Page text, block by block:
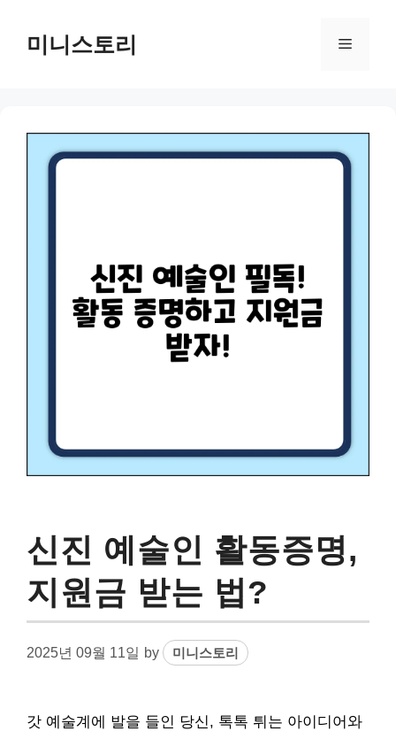
content미니스토리 Menu
신진 예술인 활동증명,
지원금 받는 법?
2025년 09월 11일 by 미니스토리
갓 예술계에 발을 들인 당신, 톡톡 튀는 아이디어와